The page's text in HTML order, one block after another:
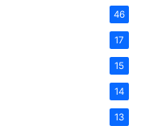
46
17
15
14
13